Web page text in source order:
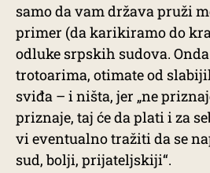
samo da vam država pruži
primer (da karikiramo do
odluke srpskih sudova.
trotoarima, otimate od
sviđa – i ništa, jer „ne
priznaje, taj će da plati i za
vi eventualno tražiti da se
sud, bolji, prijateljskiji“.